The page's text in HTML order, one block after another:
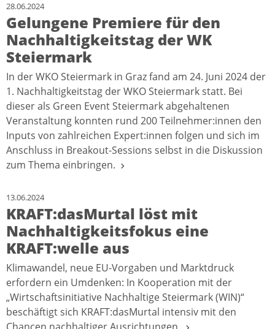
28.06.2024
Gelungene Premiere für den
Nachhaltigkeitstag der WK
Steiermark
In der WKO Steiermark in Graz fand am 24. Juni 2024 der
1. Nachhaltigkeitstag der WKO Steiermark statt. Bei
dieser als Green Event Steiermark abgehaltenen
Veranstaltung konnten rund 200 Teilnehmer:innen den
Inputs von zahlreichen Expert:innen folgen und sich im
Anschluss in Breakout-Sessions selbst in die Diskussion
zum Thema einbringen.
13.06.2024
KRAFT:dasMurtal löst mit
Nachhaltigkeitsfokus eine
KRAFT:welle aus
Klimawandel, neue EU-Vorgaben und Marktdruck
erfordern ein Umdenken: In Kooperation mit der
„Wirtschaftsinitiative Nachhaltige Steiermark (WIN)“
beschäftigt sich KRAFT:dasMurtal intensiv mit den